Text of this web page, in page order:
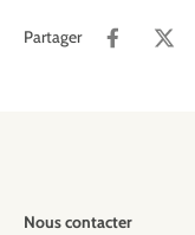
Partager
Nous contacter